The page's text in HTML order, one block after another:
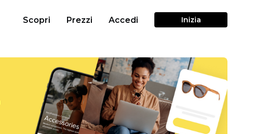
Scopri Prezzi Accedi Inizia